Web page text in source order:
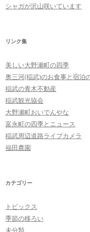
シャガが沢山咲いています
リンク集
美しい大野瀬町の四季
奥三河(稲武)のお食事と宿泊
稲武の青木不動産
稲武観光協会
大野瀬町おいでんやな
富永町の四季とニュース
稲武周辺道路ライブカメラ
福田農園
カテゴリー
トピックス
季節の移ろい
未分類